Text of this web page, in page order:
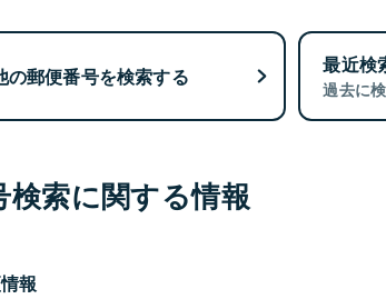
の郵便番号を検索する 最近検
過去に
検索に関する情報
報